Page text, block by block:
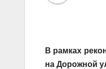
В рамках
на Дорожной